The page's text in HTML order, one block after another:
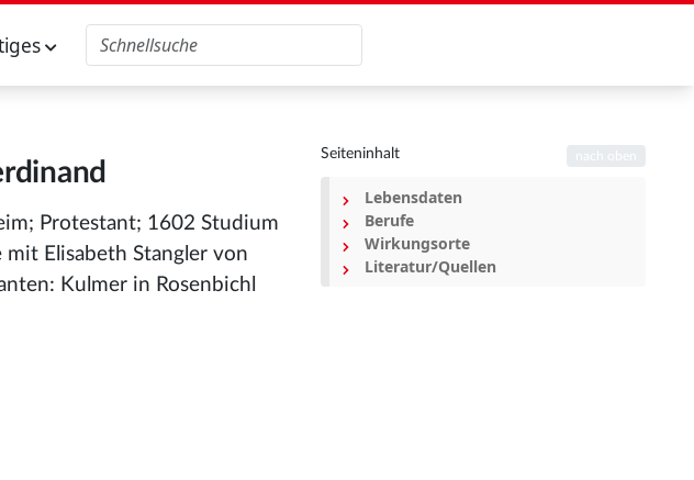
Protestant; 1602 Studium
Elisabeth Stangler von
Kulmer in Rosenbichl
Seiteninhalt
Lebensdaten
Berufe
Wirkungsorte
Literatur/Quellen